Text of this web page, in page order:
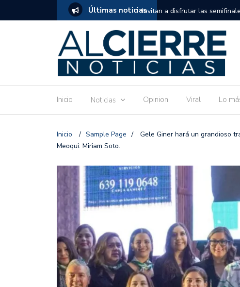
Últimas noticias
de estimulación temprana para mamás
Invitan a disfrutar las
Ronquillo este jueves.
Inicio Noticias Opinion Viral Lo
Inicio / Sample Page /
Gele Giner hará un grandioso
Meoqui: Miriam Soto.